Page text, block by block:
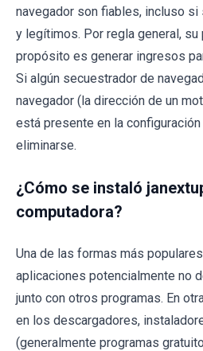
navegador son fiables, incluso si
y legítimos. Por regla general, su
propósito es generar ingresos
Si algún secuestrador de
navegador (la dirección de un
está presente en la
eliminarse.
¿Cómo se instaló
computadora?
Una de las formas más
aplicaciones potencialmente no
junto con otros programas. En
en los descargadores,
(generalmente programas